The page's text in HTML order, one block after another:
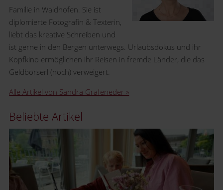
Familie in Waidhofen. Sie ist
diplomierte Fotografin & Texterin,
liebt das kreative Schreiben und
ist gerne in den Bergen unterwegs. Urlaubsdokus und ihr
Kopfkino ermöglichen ihr Reisen in fremde Länder, die das
Geldbörserl (noch) verweigert.
Alle Artikel von Sandra Grafeneder »
Beliebte Artikel